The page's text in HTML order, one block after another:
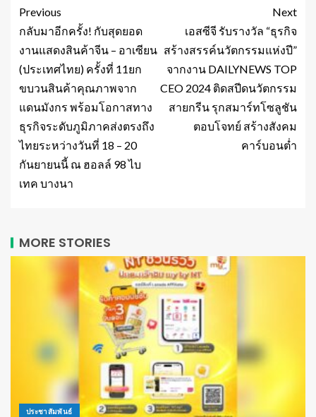
Previous
กลับมาอีกครั้ง! กับสุดยอด
งานแสดงสินค้าจีน – อาเซียน
(ประเทศไทย) ครั้งที่ 11ยก
ขบวนสินค้าคุณภาพจาก
แดนมังกร พร้อมโอกาสทาง
ธุรกิจระดับภูมิภาคส่งตรงถึง
ไทยระหว่างวันที่ 18 – 20
กันยายนนี้ ณ ฮอลล์ 98 ไบ
เทค บางนา
Next
เอสซีจี รับรางวัล “ธุรกิจ
สร้างสรรค์นวัตกรรมแห่งปี”
จากงาน DAILYNEWS TOP
CEO 2024 ติดสปีดนวัตกรรม
สายกรีน รุกสมาร์ทโซลูชัน
ตอบโจทย์ สร้างสังคม
คาร์บอนต่ำ
MORE STORIES
ประชาสัมพันธ์